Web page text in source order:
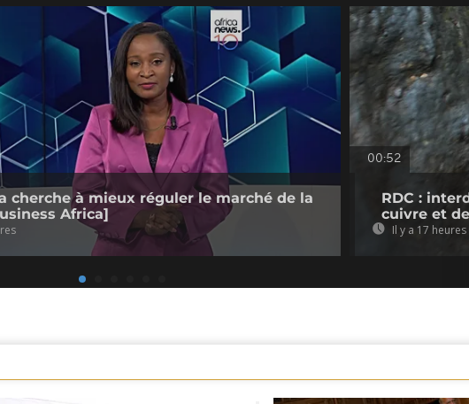
cherche à mieux réguler le marché de la
Africa]
00:52
RDC :
cuivre et
Il y a 17 heures